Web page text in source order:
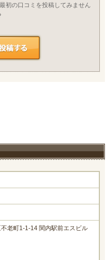
初の口コミを投稿してみません
老町1-1-14 関内駅前エスビル